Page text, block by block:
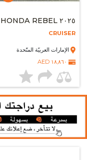
٢٠٢٥ HONDA REBEL
CRUISER
الإمارات العربيّة المتّحدة
١٨,٨٦٠ AED